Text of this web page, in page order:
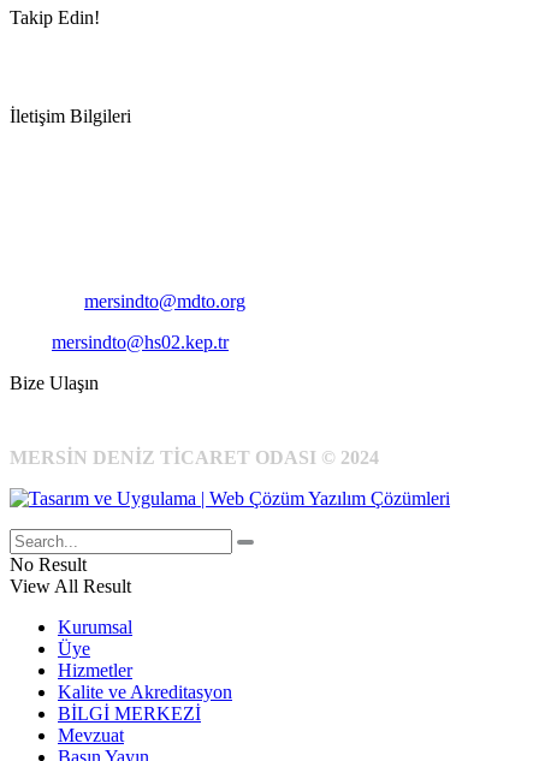
Takip Edin!
İletişim Bilgileri
mersindto@mdto.org
mersindto@hs02.kep.tr
Bize Ulaşın
MERSİN DENİZ TİCARET ODASI © 2024
No Result
View All Result
Kurumsal
Üye
Hizmetler
Kalite ve Akreditasyon
BİLGİ MERKEZİ
Mevzuat
Basın Yayın